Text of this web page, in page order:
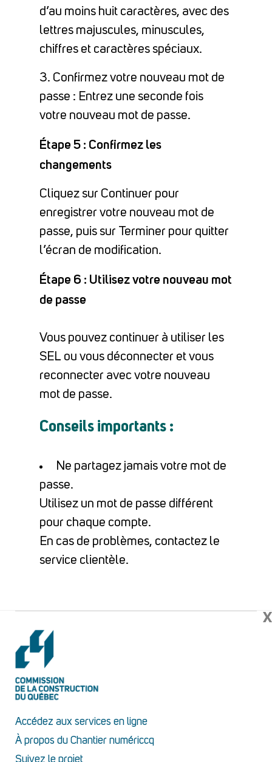
d’au moins huit caractères, avec des
lettres majuscules, minuscules,
chiffres et caractères spéciaux.
3. Confirmez votre nouveau mot de
passe : Entrez une seconde fois
votre nouveau mot de passe.
Étape 5 : Confirmez les
changements
Cliquez sur Continuer pour
enregistrer votre nouveau mot de
passe, puis sur Terminer pour quitter
l’écran de modification.
Étape 6 : Utilisez votre nouveau mot
de passe
Vous pouvez continuer à utiliser les
SEL ou vous déconnecter et vous
reconnecter avec votre nouveau
mot de passe.
Conseils importants :
Ne partagez jamais votre mot de
passe.
Utilisez un mot de passe différent
pour chaque compte.
En cas de problèmes, contactez le
service clientèle.
X
Accédez aux services en ligne
À propos du Chantier numériccq
Suivez le projet